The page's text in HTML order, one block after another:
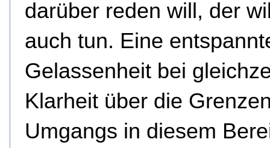
darüber reden will, der
auch tun. Eine
Gelassenheit bei
Klarheit über die
Umgangs in diesem